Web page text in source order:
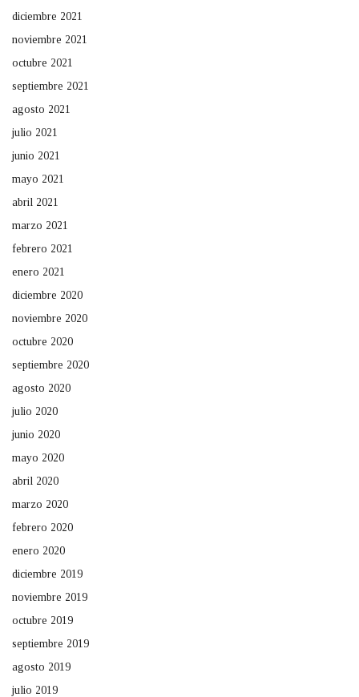
diciembre 2021
noviembre 2021
octubre 2021
septiembre 2021
agosto 2021
julio 2021
junio 2021
mayo 2021
abril 2021
marzo 2021
febrero 2021
enero 2021
diciembre 2020
noviembre 2020
octubre 2020
septiembre 2020
agosto 2020
julio 2020
junio 2020
mayo 2020
abril 2020
marzo 2020
febrero 2020
enero 2020
diciembre 2019
noviembre 2019
octubre 2019
septiembre 2019
agosto 2019
julio 2019